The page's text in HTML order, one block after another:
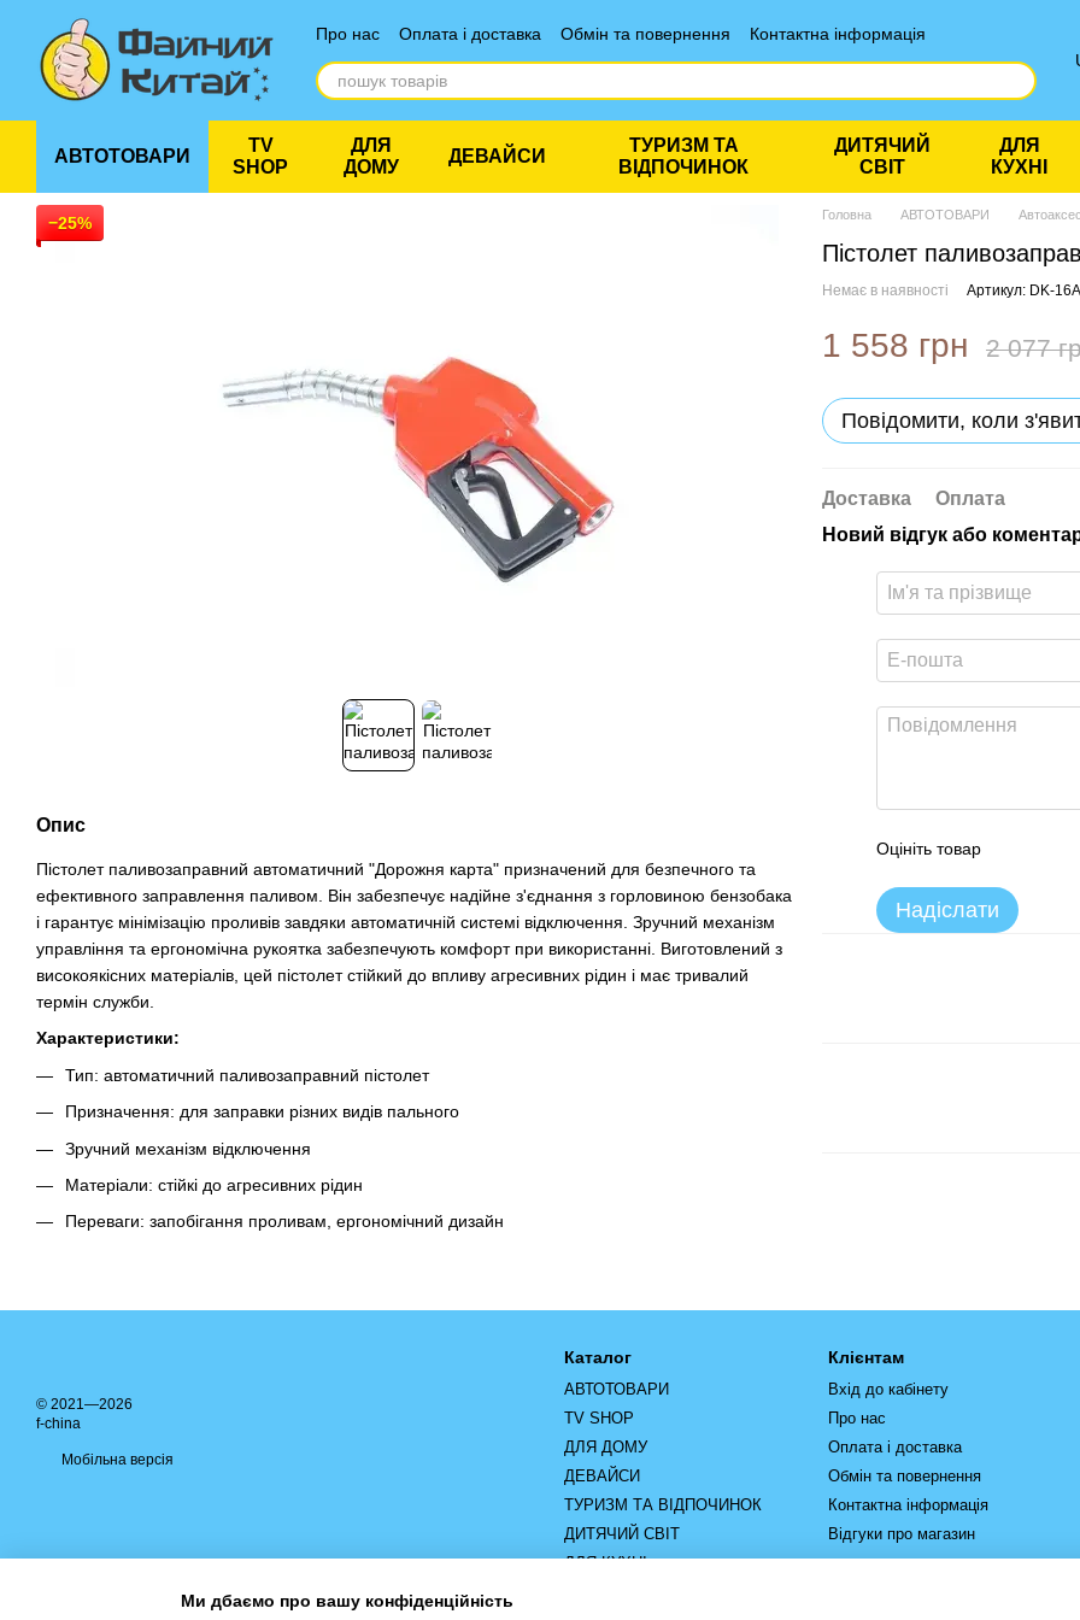
Перейти до основного контенту
Про нас Оплата і доставка Обмін та повернення
Контактна інформація
Відгуки про магазин
АВТОТОВАРИ
TV
SHOP
ДЛЯ
ДОМУ
ДЕВАЙСИ
ТУРИЗМ ТА
ВІДПОЧИНОК
ДИТЯЧИЙ
СВІТ
ДЛЯ
КУХНІ
−25%
Опис
Пістолет паливозаправний автоматичний "Дорожня карта" призначений для безпечного та
ефективного заправлення паливом. Він забезпечує надійне з'єднання з горловиною бензобака
і гарантує мінімізацію проливів завдяки автоматичній системі відключення. Зручний механізм
управління та ергономічна рукоятка забезпечують комфорт при використанні. Виготовлений з
високоякісних матеріалів, цей пістолет стійкий до впливу агресивних рідин і має тривалий
термін служби.
Характеристики:
Тип: автоматичний паливозаправний пістолет
Призначення: для заправки різних видів пального
Зручний механізм відключення
Матеріали: стійкі до агресивних рідин
Переваги: запобігання проливам, ергономічний дизайн
Головна АВТОТОВАРИ
Пістолет
Немає в наявності Артикул: DK-16A
1 558 грн 2 077
Повідомити, коли
Доставка
Оплата
Новий відгук або
Оцініть товар
Надіслати
© 2021—2026
f-china
Мобільна версія
Каталог
АВТОТОВАРИ
TV SHOP
ДЛЯ ДОМУ
ДЕВАЙСИ
ТУРИЗМ ТА ВІДПОЧИНОК
ДИТЯЧИЙ СВІТ
ДЛЯ КУХНІ
Клієнтам
Вхід до кабінету
Про нас
Оплата і доставка
Обмін та повернення
Контактна інформація
Відгуки про магазин
Ми дбаємо про вашу конфіденційність